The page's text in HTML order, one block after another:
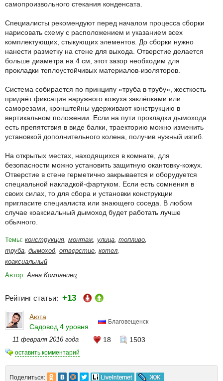
самопроизвольного стекания конденсата.
Специалисты рекомендуют перед началом процесса сборки
нарисовать схему с расположением и указанием всех
комплектующих, стыкующих элементов. До сборки нужно
нанести разметку на стене для выхода. Отверстие делается
больше диаметра на 4 см, этот зазор необходим для
прокладки теплоустойчивых материалов-изоляторов.
Система собирается по принципу «труба в трубу», жесткость
придаёт фиксация наружного кожуха заклёпками или
саморезами, кронштейны удерживают конструкцию в
вертикальном положении. Если на пути прокладки дымохода
есть препятствия в виде балки, траекторию можно изменить
установкой дополнительного колена, получив нужный изгиб.
На открытых местах, находящихся в комнате, для
безопасности можно установить защитную окантовку-кожух.
Отверстие в стене герметично закрывается и оборудуется
специальной накладкой-фартуком. Если есть сомнения в
своих силах, то для сбора и установки конструкции
пригласите специалиста или знающего соседа. В любом
случае коаксиальный дымоход будет работать лучше
обычного.
Темы: конструкция, монтаж, улица, топливо,
труба, дымоход, отверстие, котел,
коаксиальный
Автор: Анна Компаниец
Рейтинг статьи: +13
Аюта
Садовод 4 уровня
Благовещенск
11 февраля 2016 года 18 1503
оставить комментарий
Поделиться: